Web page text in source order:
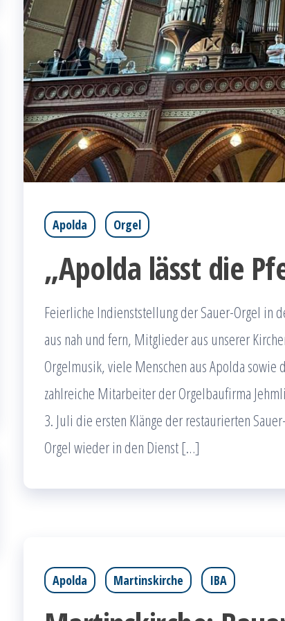
Apolda Orgel
„Apolda lässt die
Feierliche Indienststellung der Sauer-Orgel in
aus nah und fern, Mitglieder aus unserer
Orgelmusik, viele Menschen aus Apolda
zahlreiche Mitarbeiter der Orgelbaufirma
3. Juli die ersten Klänge der restaurierten
Orgel wieder in den Dienst […]
Apolda Martinskirche IBA